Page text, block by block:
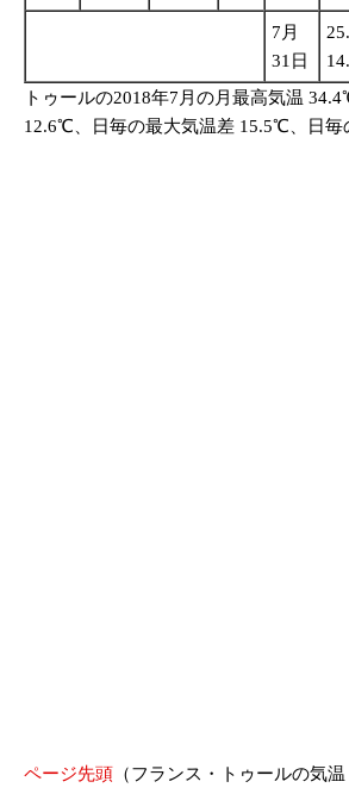
7月
31日
トゥールの2018年7月の月最高気温
12.6℃、日毎の最大気温差 15.5℃、日
ページ先頭 （フランス・トゥールの気